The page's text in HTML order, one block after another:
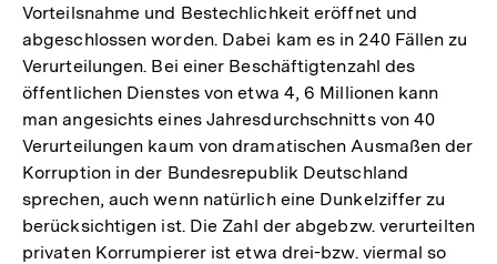
Fußnote
Vorteilsnahme und Bestechlichkeit eröffnet und
abgeschlossen worden. Dabei kam es in 240 Fällen zu
Verurteilungen. Bei einer Beschäftigtenzahl des
öffentlichen Dienstes von etwa 4, 6 Millionen kann
man angesichts eines Jahresdurchschnitts von 40
Verurteilungen kaum von dramatischen Ausmaßen der
Korruption in der Bundesrepublik Deutschland
sprechen, auch wenn natürlich eine Dunkelziffer zu
berücksichtigen ist. Die Zahl der abgebzw. verurteilten
privaten Korrumpierer ist etwa drei-bzw. viermal so